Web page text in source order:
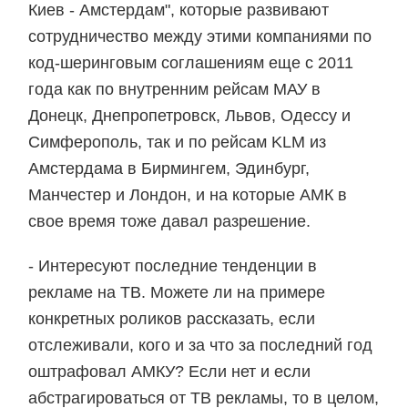
Киев - Амстердам", которые развивают
сотрудничество между этими компаниями по
код-шеринговым соглашениям еще с 2011
года как по внутренним рейсам МАУ в
Донецк, Днепропетровск, Львов, Одессу и
Симферополь, так и по рейсам KLM из
Амстердама в Бирмингем, Эдинбург,
Манчестер и Лондон, и на которые АМК в
свое время тоже давал разрешение.
- Интересуют последние тенденции в
рекламе на ТВ. Можете ли на примере
конкретных роликов рассказать, если
отслеживали, кого и за что за последний год
оштрафовал АМКУ? Если нет и если
абстрагироваться от ТВ рекламы, то в целом,